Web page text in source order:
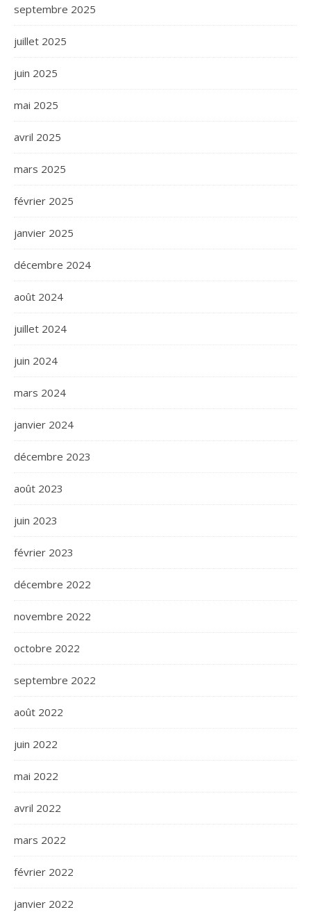
septembre 2025
juillet 2025
juin 2025
mai 2025
avril 2025
mars 2025
février 2025
janvier 2025
décembre 2024
août 2024
juillet 2024
juin 2024
mars 2024
janvier 2024
décembre 2023
août 2023
juin 2023
février 2023
décembre 2022
novembre 2022
octobre 2022
septembre 2022
août 2022
juin 2022
mai 2022
avril 2022
mars 2022
février 2022
janvier 2022